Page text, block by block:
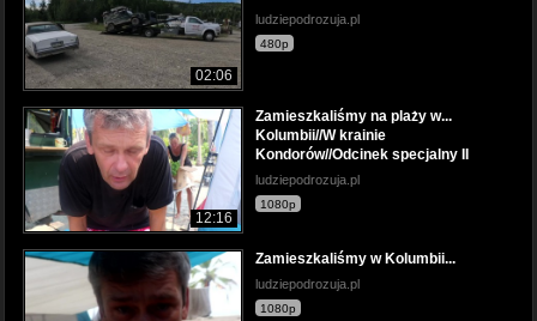
02:06
ludziepodrozuja.pl
480p
12:16
Zamieszkaliśmy na plaży w...
Kolumbii//W krainie
Kondorów//Odcinek specjalny II
ludziepodrozuja.pl
1080p
Zamieszkaliśmy w Kolumbii...
ludziepodrozuja.pl
1080p